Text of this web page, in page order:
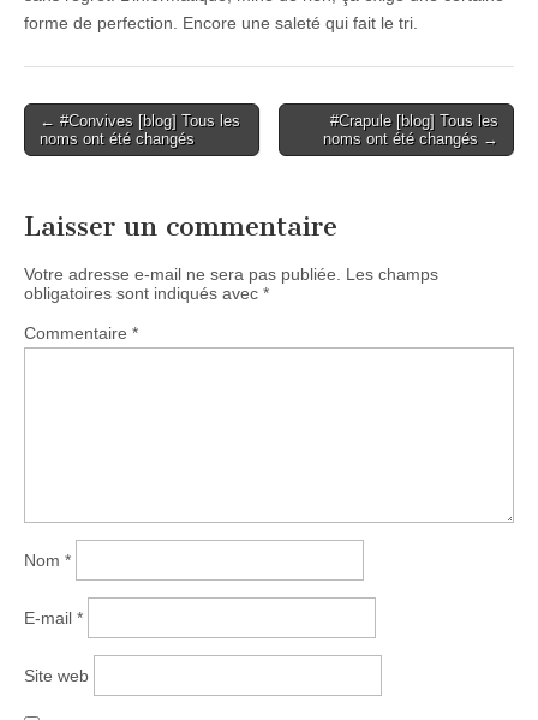
forme de perfection. Encore une saleté qui fait le tri.
Post
navigation
← #Convives [blog] Tous les
noms ont été changés
#Crapule [blog] Tous les
noms ont été changés →
Laisser un commentaire
Votre adresse e-mail ne sera pas publiée.
Les champs
obligatoires sont indiqués avec *
Commentaire *
Nom *
E-mail *
Site web